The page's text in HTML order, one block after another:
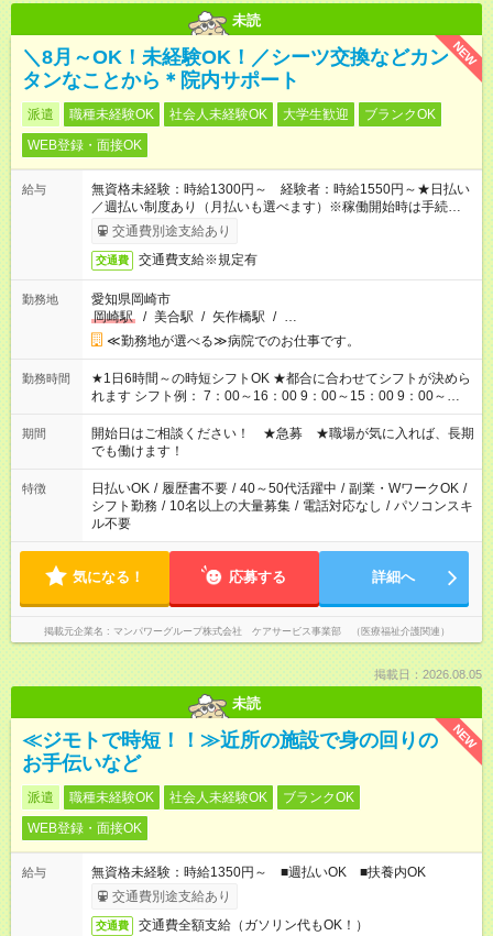
未読
NEW
＼8月～OK！未経験OK！／シーツ交換などカン
タンなことから＊院内サポート
派遣 職種未経験OK 社会人未経験OK 大学生歓迎
ブランクOK
WEB登録・面接OK
給与
無資格未経験：時給1300円～ 経験者：時給1550円～★日払い
／週払い制度あり（月払いも選べます）※稼働開始時は手続き完
了次第のお支払いとなります。
交通費別途支給あり
交通費 交通費支給※規定有
勤務地
愛知県岡崎市
岡崎駅
/ 美合駅 / 矢作橋駅 / …
≪勤務地が選べる≫病院でのお仕事です。
勤務時間
★1日6時間～の時短シフトOK ★都合に合わせてシフトが決めら
れます シフト例： 7：00～16：00 9：00～15：00 9：00～
18：00 11：00～20：00 など ※Wワークの場合、他のお仕事と
合わせ週40時間超の就業はご案内できません ※法令に基づき、
週20時間以上勤務は社会保険への加入対象となります ※労働者
派遣法（日雇い派遣の原則禁止）により、短時間・短期間の就
業はご案内が難しい場合があります
期間
開始日はご相談ください！ ★急募 ★職場が気に入れば、長期
でも働けます！
特徴 日払いOK / 履歴書不要 / 40～50代活躍中 / 副業・WワークOK /
シフト勤務 / 10名以上の大量募集 / 電話対応なし / パソコンスキ
ル不要
気になる！ 応募する 詳細へ
掲載元企業名 マンパワーグループ株式会社 ケアサービス事業部 （医療福祉介護関連）
掲載日：2026.08.05
未読
NEW
≪ジモトで時短！！≫近所の施設で身の回りの
お手伝いなど
派遣 職種未経験OK 社会人未経験OK
ブランクOK
WEB登録・面接OK
給与
無資格未経験：時給1350円～ ■週払いOK ■扶養内OK
交通費別途支給あり
交通費 交通費全額支給（ガソリン代もOK！）